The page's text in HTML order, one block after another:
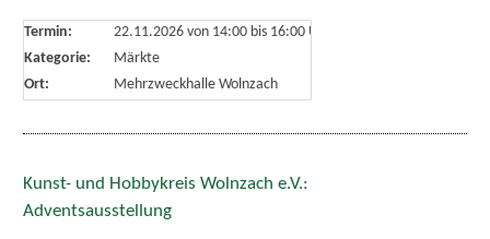
Termin: 22.11.2026 von 14:00bis 16:00 Uhr
Kategorie:
Märkte
Ort:
Mehrzweckhalle Wolnzach
Kunst- und Hobbykreis Wolnzach e.V.:
Adventsausstellung